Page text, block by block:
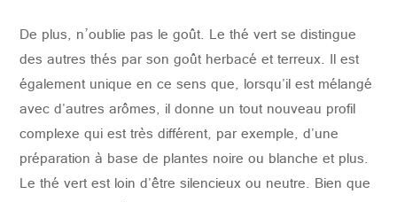
De plus, n’oublie pas le goût. Le thé vert se distingue
des autres thés par son goût herbacé et terreux. Il est
également unique en ce sens que, lorsqu'il est mélangé
avec d'autres arômes, il donne un tout nouveau profil
complexe qui est très différent, par exemple, d'une
préparation à base de plantes noire ou blanche et plus.
Le thé vert est loin d'être silencieux ou neutre. Bien que